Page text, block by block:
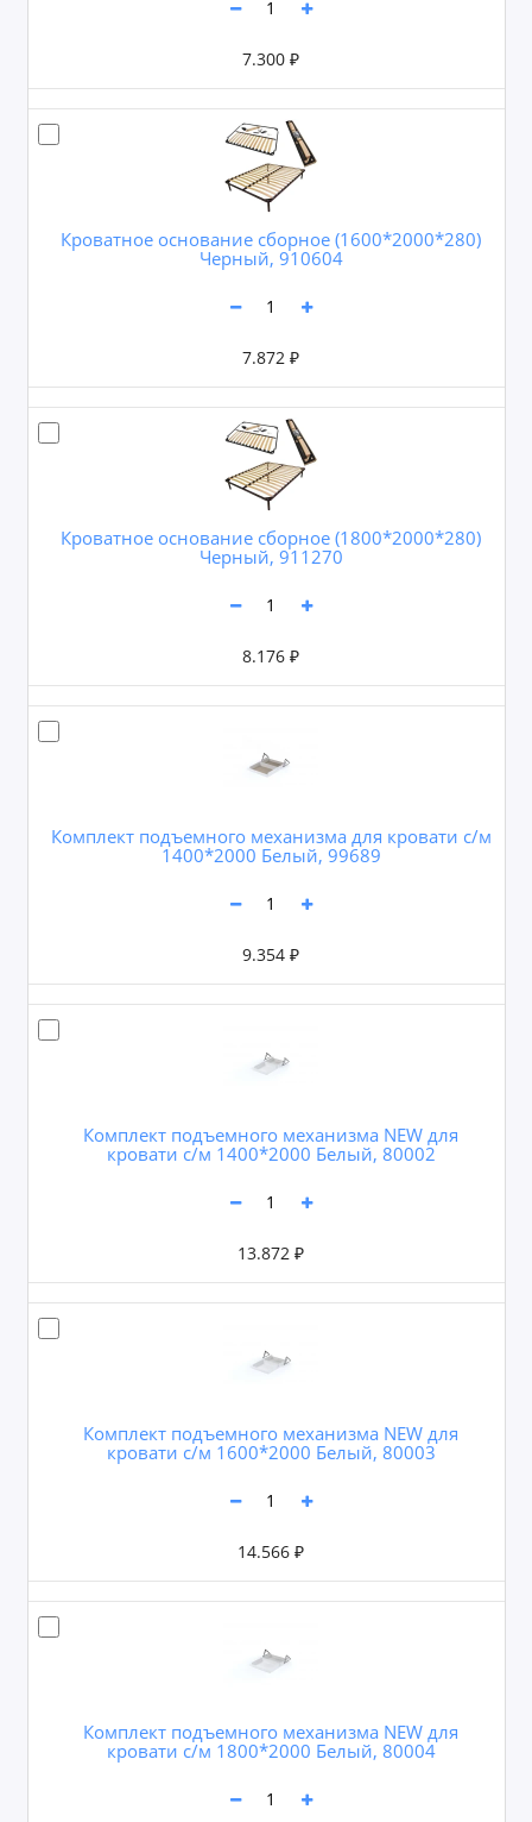
7.300 ₽
Кроватное основание сборное (1600*2000*280)
Черный, 910604
7.872 ₽
Кроватное основание сборное (1800*2000*280)
Черный, 911270
8.176 ₽
Комплект подъемного механизма для кровати с/м
1400*2000 Белый, 99689
9.354 ₽
Комплект подъемного механизма NEW для
кровати с/м 1400*2000 Белый, 80002
13.872 ₽
Комплект подъемного механизма NEW для
кровати с/м 1600*2000 Белый, 80003
14.566 ₽
Комплект подъемного механизма NEW для
кровати с/м 1800*2000 Белый, 80004